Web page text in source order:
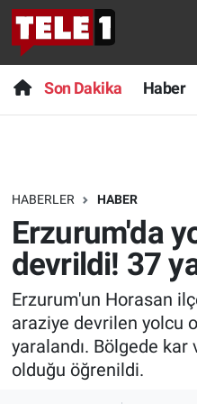
Son Dakika Haber
HABERLER HABER
Erzurum'da
devrildi! 37
Erzurum'un Horasan
araziye devrilen yolcu
yaralandı. Bölgede
olduğu öğrenildi.
Anında Manşet
Başka Sohbetler
Bilim turu
Bilim ve Teknoloji
Doğa Konuşuyor
Dünya
Son Dakika
Haber
Dünya
Teknoloji
Sağlık
Spor
Nöbetçi Eczaneler
Hava Durumu
Trafik Durumu
Süper Lig Puan
Tüm Manşetler
Son Dakika Haberleri